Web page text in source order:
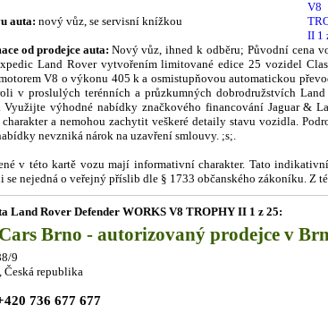
auta: nový vůz, se servisní knížkou
od prodejce auta: Nový vůz, ihned k odběru; Původní cena
Land Rover vytvořením limitované edice 25 vozidel
V8 o výkonu 405 k a osmistupňovou automatickou
v proslulých terénních a průzkumných dobrodružstvích
Využijte výhodné nabídky značkového financování Jaguar &
a nemohou zachytit veškeré detaily stavu vozidla.
nevzniká nárok na uzavření smlouvy. ;s;.
v této kartě vozu mají informativní charakter. Tato
se nejedná o veřejný příslib dle § 1733 občanského zákoníku.
Land Rover Defender WORKS V8 TROPHY II 1 z 25:
Brno - autorizovaný prodejce v
9
Česká republika
736 677 677